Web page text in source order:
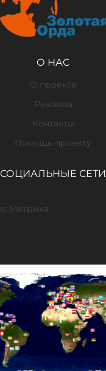
О НАС
О проекте
Реклама
Контакты
Помощь проекту
СОЦИАЛЬНЫЕ СЕТИ